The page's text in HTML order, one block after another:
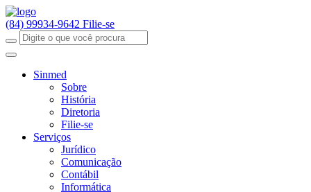
(84) 99934-9642 Filie-se
Sinmed
Sobre
História
Diretoria
Filie-se
Serviços
Jurídico
Comunicação
Contábil
Informática